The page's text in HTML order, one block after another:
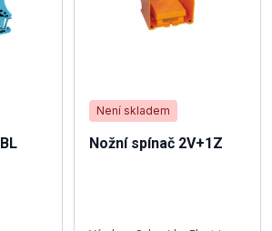
Není skladem
Nožní spínač 2V+1Z